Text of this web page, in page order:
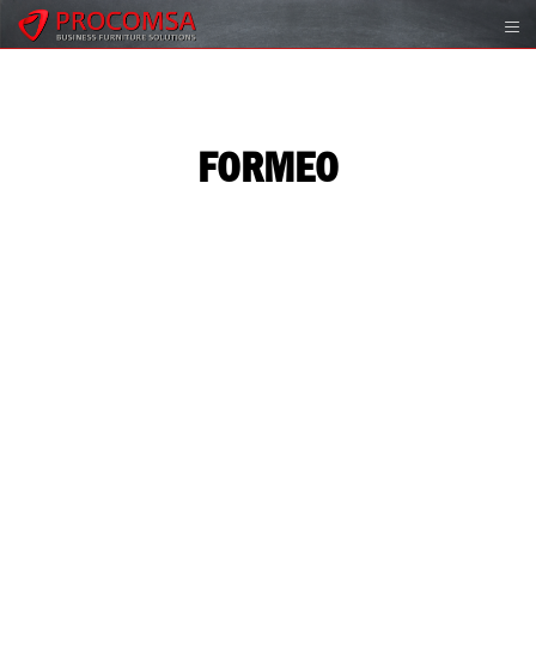
FORMEO